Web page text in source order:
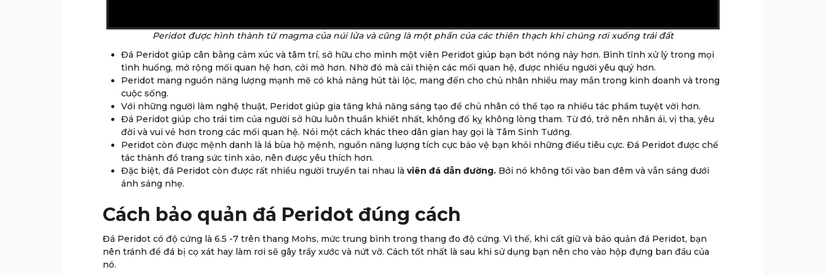
Peridot được hình thành từ magma của núi lửa và cũng là một phần của các thiên thạch khi chúng rơi xuống trái đất
Đá Peridot giúp cân bằng cảm xúc và tâm trí, sở hữu cho mình một viên Peridot giúp bạn bớt nóng nảy hơn. Bình tĩnh xử lý trong mọi
tình huống, mở rộng mối quan hệ hơn, cởi mở hơn. Nhờ đó mà cải thiện các mối quan hệ, được nhiều người yêu quý hơn.
Peridot mang nguồn năng lượng mạnh mẽ có khả năng hút tài lộc, mang đến cho chủ nhân nhiều may mắn trong kinh doanh và trong
cuộc sống.
Với những người làm nghệ thuật, Peridot giúp gia tăng khả năng sáng tạo để chủ nhân có thể tạo ra nhiều tác phẩm tuyệt vời hơn.
Đá Peridot giúp cho trái tim của người sở hữu luôn thuần khiết nhất, không đố kỵ không lòng tham. Từ đó, trở nên nhân ái, vị tha, yêu
đời và vui vẻ hơn trong các mối quan hệ. Nói một cách khác theo dân gian hay gọi là Tâm Sinh Tướng.
Peridot còn được mệnh danh là lá bùa hộ mệnh, nguồn năng lượng tích cực bảo vệ bạn khỏi những điều tiêu cực. Đá Peridot được chế
tác thành đồ trang sức tinh xảo, nên được yêu thích hơn.
Đặc biệt, đá Peridot còn được rất nhiều người truyền tai nhau là viên đá dẫn đường. Bởi nó không tối vào ban đêm và vẫn sáng dưới
ánh sáng nhẹ.
Cách bảo quản đá Peridot đúng cách
Đá Peridot có độ cứng là 6.5 -7 trên thang Mohs, mức trung bình trong thang đo độ cứng. Vì thế, khi cất giữ và bảo quản đá Peridot, bạn
nên tránh để đá bị cọ xát hay làm rơi sẽ gây trầy xước và nứt vỡ. Cách tốt nhất là sau khi sử dụng bạn nên cho vào hộp đựng ban đầu của
nó.